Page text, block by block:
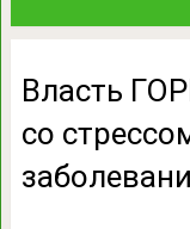
Власть
со